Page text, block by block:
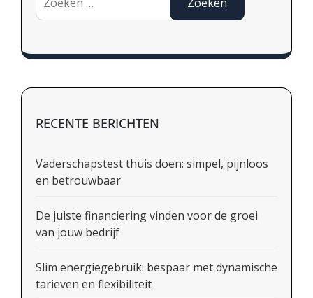
naar:
RECENTE BERICHTEN
Vaderschapstest thuis doen: simpel, pijnloos
en betrouwbaar
De juiste financiering vinden voor de groei
van jouw bedrijf
Slim energiegebruik: bespaar met dynamische
tarieven en flexibiliteit